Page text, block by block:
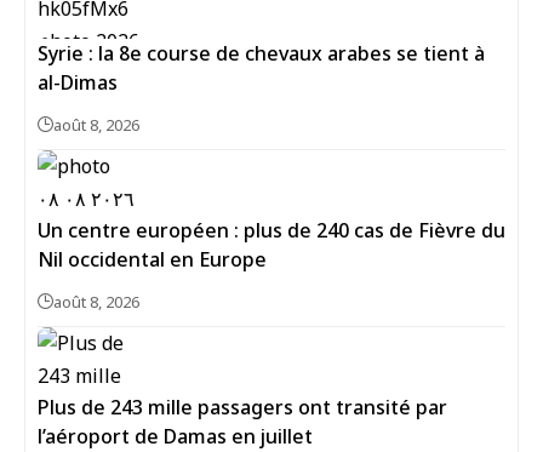
Syrie : la 8e course de chevaux arabes se tient à
al-Dimas
août 8, 2026
Un centre européen : plus de 240 cas de Fièvre du
Nil occidental en Europe
août 8, 2026
Plus de 243 mille passagers ont transité par
l’aéroport de Damas en juillet